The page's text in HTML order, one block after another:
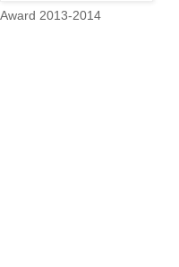
Award 2013-2014